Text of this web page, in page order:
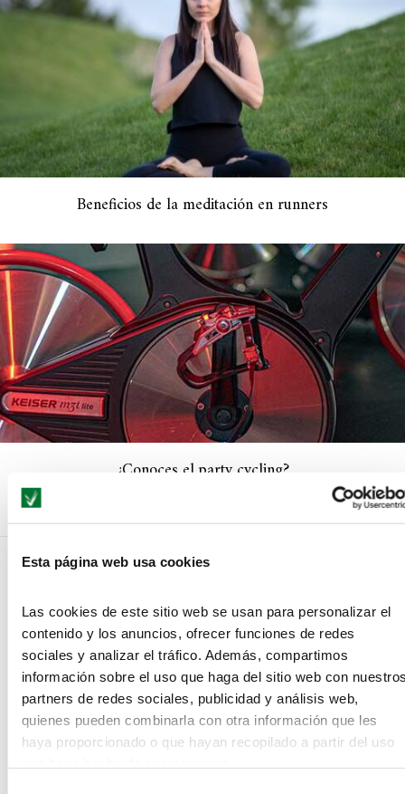
Esta página web usa cookies
Las cookies de este sitio web se usan para personalizar el
contenido y los anuncios, ofrecer funciones de redes
sociales y analizar el tráfico. Además, compartimos
información sobre el uso que haga del sitio web con
partners de redes sociales, publicidad y análisis web,
quienes pueden combinarla con otra información que les
haya proporcionado o que hayan recopilado a partir del uso
Beneficios de la meditación en runners
¿Conoces el party cycling?
NO COMMENTS
LEAVE A REPLY